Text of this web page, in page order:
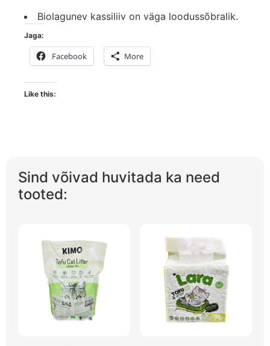
Biolagunev kassiliiv on väga loodussõbralik.
Jaga:
Facebook More
Like this:
Sind võivad huvitada ka need
tooted: